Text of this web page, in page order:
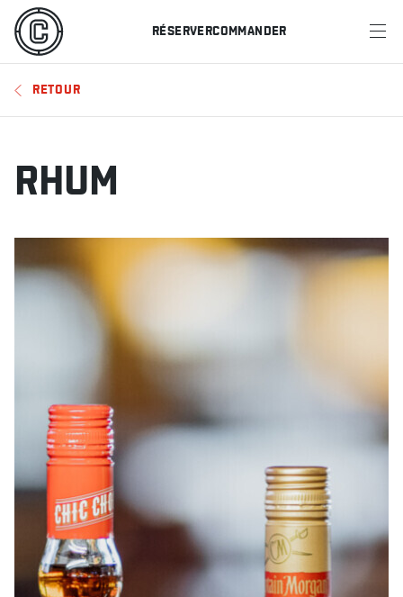
RÉSERVERCOMMANDER
MENU
RESTAURANTS
OFFRES ET PROMOTIONS
HORAIRE DES SPORTS
À PROPOS EMPLOIS BOUTIQUE
TRAITEUR ÉVÉNEMENTIEL
DONNER VOTRE OPINION
RETOUR
RHUM